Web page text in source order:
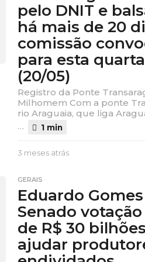
t
r
á
s
pelo DNIT e
há mais de 20
comissão
para esta
(20/05)
Registro da Ponte
Milhomem Com a ponte
rio Araguaia, que liga
…
1 min
3 meses atrás
e
s
a
t
á
GERAIS
Eduardo
Senado
de R$ 30
ajudar